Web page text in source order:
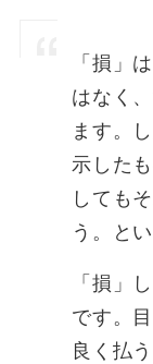
「損」
はなく
ます。
示した
しても
う。と
「損」
です。
良く払